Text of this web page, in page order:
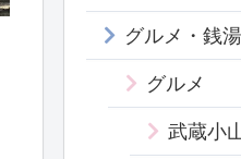
グルメ・銭湯
グルメ
武蔵小